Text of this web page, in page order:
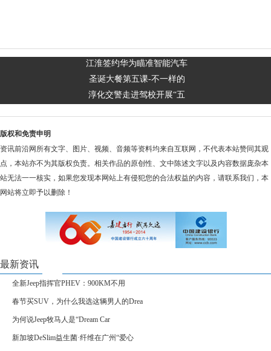
江淮签约华为瞄准智能汽车
圣诞大餐第五课-不一样的
淳化交警走进驾校开展“五
版权和免责申明
资讯前沿网所有文字、图片、视频、音频等资料均来自互联网，不代表本站赞同其观
点，本站亦不为其版权负责。相关作品的原创性、文中陈述文字以及内容数据庞杂本
站无法一一核实，如果您发现本网站上有侵犯您的合法权益的内容，请联系我们，本
网站将立即予以删除！
最新资讯
全新Jeep指挥官PHEV：900KM不用
春节买SUV，为什么我选这辆男人的Drea
为何说Jeep牧马人是“Dream Car
新加坡DeSlim益生菌·纤维在广州“爱心